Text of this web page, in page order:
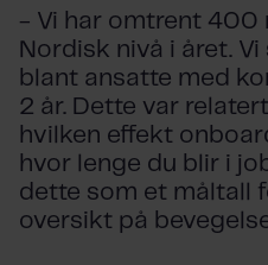
- Vi har omtrent 400
Nordisk nivå i året.
blant ansatte med
2 år. Dette var
hvilken effekt
hvor lenge du blir i
dette som et måltall
oversikt på